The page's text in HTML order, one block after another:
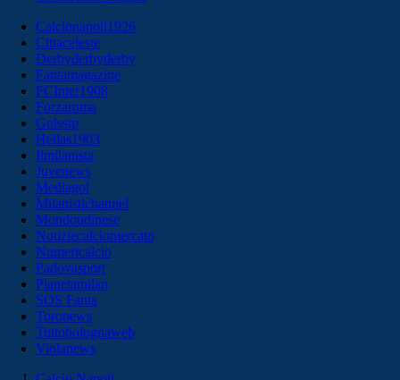
Calcionapoli1926
Cittaceleste
Derbyderbyderby
Fantamagazine
FCInter1908
Forzaroma
Golssip
Hellas1903
Ilmilanista
Juvenews
Mediagol
Milanistichannel
Mondoudinese
Notiziecalciomercato
Numericalcio
Padovasport
Pianetamilan
SOS Fanta
Toronews
Tuttobolognaweb
Violanews